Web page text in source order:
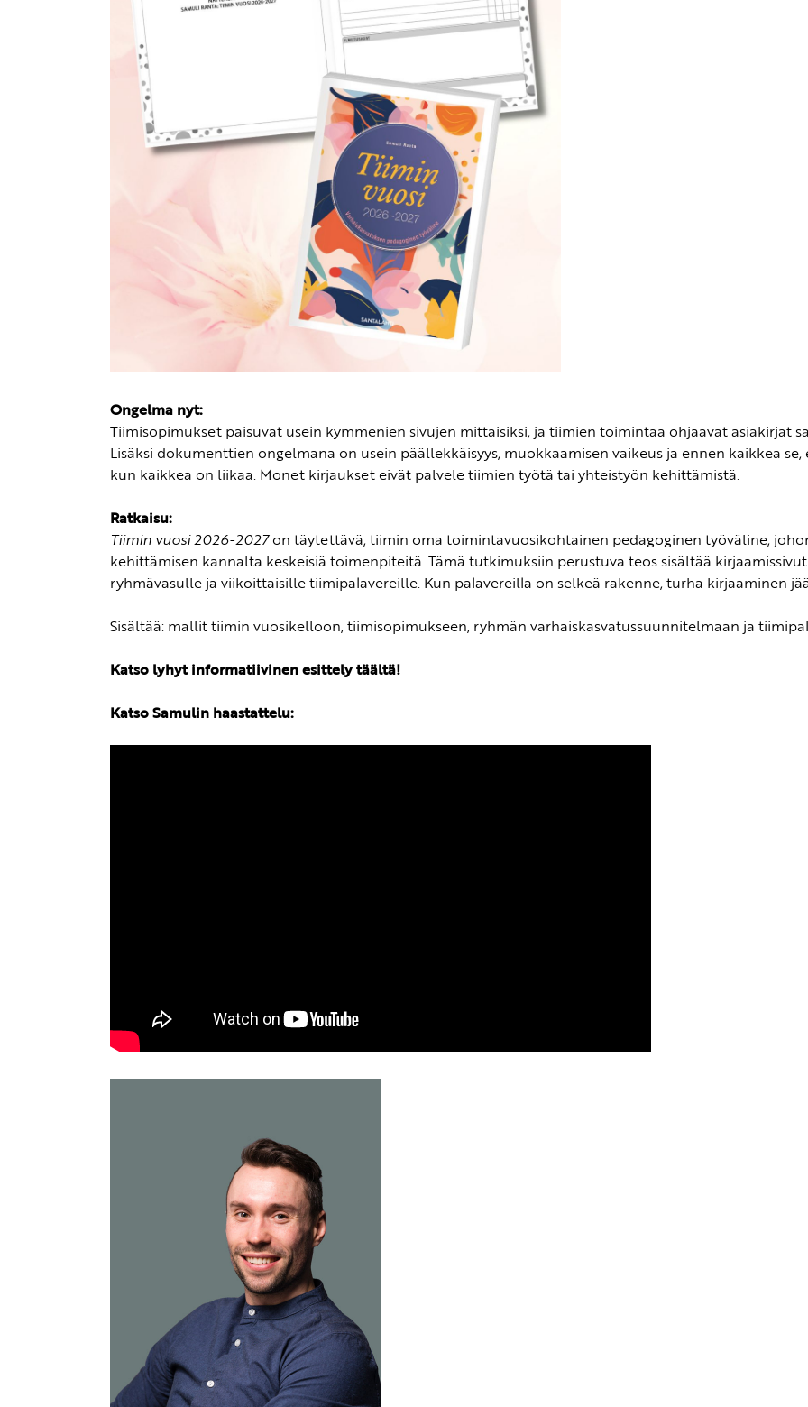
Ongelma nyt:
Tiimisopimukset paisuvat usein kymmenien sivujen mittaisiksi, ja tiimien toimintaa ohjaavat asiakirjat
Lisäksi dokumenttien ongelmana on usein päällekkäisyys, muokkaamisen vaikeus ja ennen kaikkea
kun kaikkea on liikaa. Monet kirjaukset eivät palvele tiimien työtä tai yhteistyön kehittämistä.
Ratkaisu:
Tiimin vuosi 2026-2027on täytettävä, tiimin oma toimintavuosikohtainen pedagoginen työväline,
kehittämisen kannalta keskeisiä toimenpiteitä. Tämä tutkimuksiin perustuva teos sisältää
ryhmävasulle ja viikoittaisille tiimipalavereille. Kun palavereilla on selkeä rakenne, turha kirjaaminen
Sisältää: mallit tiimin vuosikelloon, tiimisopimukseen, ryhmän varhaiskasvatussuunnitelmaan ja
Katso lyhyt informatiivinen esittely täältä!
Katso Samulin haastattelu: